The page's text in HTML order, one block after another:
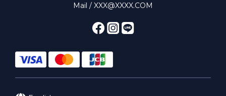
Mail / XXX@XXXX.COM